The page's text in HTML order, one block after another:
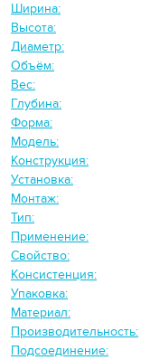
Ширина:
Высота:
Диаметр:
Объём:
Вес:
Глубина:
Форма:
Модель:
Конструкция:
Установка:
Монтаж:
Тип:
Применение:
Свойство:
Консистенция:
Упаковка:
Материал:
Производительность:
Подсоединение: